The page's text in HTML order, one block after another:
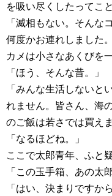
を吸い尽くしたってこと
「滅相もない。そんな
何度かお連れしました。
カメは小さなあくびを一
「ほう、そんな昔。」
「みんな生活しないと
れません。皆さん、海
のご飯は若さでは買え
「なるほどね。」
ここで太郎青年、ふと
「この玉手箱、あの太
「はい、決まりですか